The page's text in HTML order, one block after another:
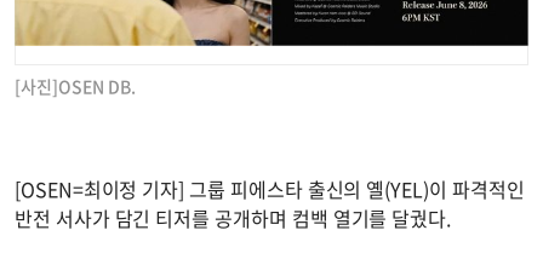
[사진]OSEN DB.
[OSEN=최이정 기자] 그룹 피에스타 출신의 옐(YEL)이 파격적인
반전 서사가 담긴 티저를 공개하며 컴백 열기를 달궜다.